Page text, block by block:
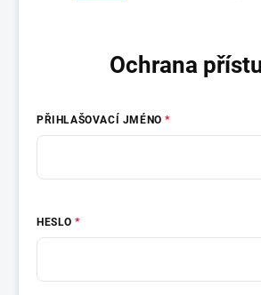
Ochrana
PŘIHLAŠOVACÍ JMÉNO
HESLO